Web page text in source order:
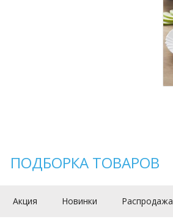
ПОДБОРКА ТОВАРОВ
Акция Новинки Распродажа